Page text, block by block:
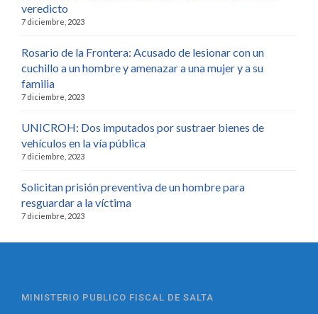
veredicto
7 diciembre, 2023
Rosario de la Frontera: Acusado de lesionar con un
cuchillo a un hombre y amenazar a una mujer y a su
familia
7 diciembre, 2023
UNICROH: Dos imputados por sustraer bienes de
vehículos en la vía pública
7 diciembre, 2023
Solicitan prisión preventiva de un hombre para
resguardar a la víctima
7 diciembre, 2023
MINISTERIO PUBLICO FISCAL DE SALTA